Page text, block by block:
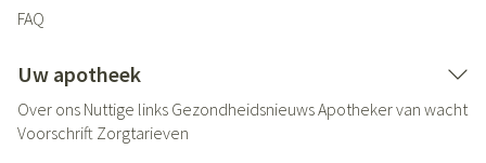
FAQ
Uw apotheek
Over ons Nuttige links GezondheidsnieuwsApotheker van wacht
Voorschrift Zorgtarieven